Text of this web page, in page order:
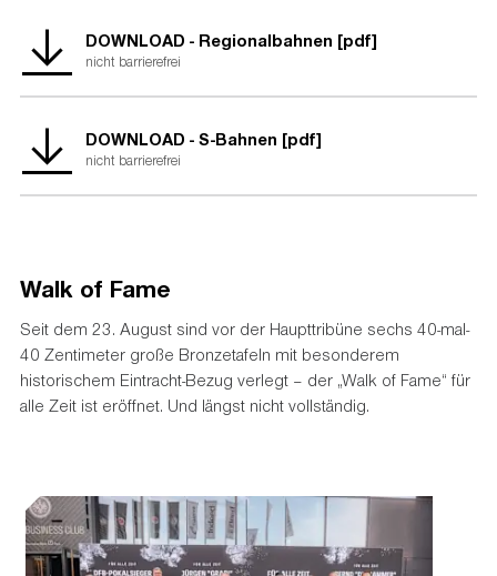
DOWNLOAD - Regionalbahnen [pdf]
nicht barrierefrei
DOWNLOAD - S-Bahnen [pdf]
nicht barrierefrei
Walk of Fame
Seit dem 23. August sind vor der Haupttribüne sechs 40-mal-
40 Zentimeter große Bronzetafeln mit besonderem
historischem Eintracht-Bezug verlegt – der „Walk of Fame“ für
alle Zeit ist eröffnet. Und längst nicht vollständig.